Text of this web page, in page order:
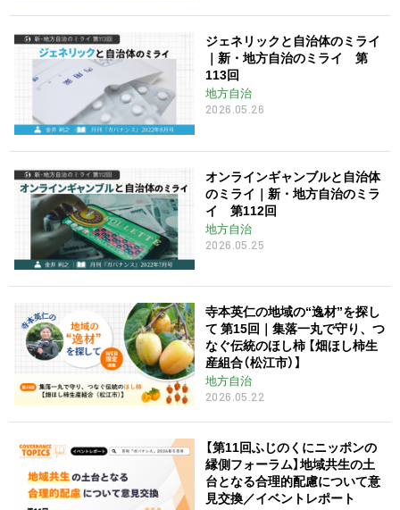
ジェネリックと自治体のミライ
｜新・地方自治のミライ 第
113回
地方自治
2026.05.26
オンラインギャンブルと自治体
のミライ｜新・地方自治のミラ
イ 第112回
地方自治
2026.05.25
寺本英仁の地域の“逸材”を探し
て 第15回｜集落一丸で守り、つ
なぐ伝統のほし柿 【畑ほし柿生
産組合（松江市）】
地方自治
2026.05.22
【第11回ふじのくにニッポンの
縁側フォーラム】地域共生の土
台となる合理的配慮について意
見交換／イベントレポート